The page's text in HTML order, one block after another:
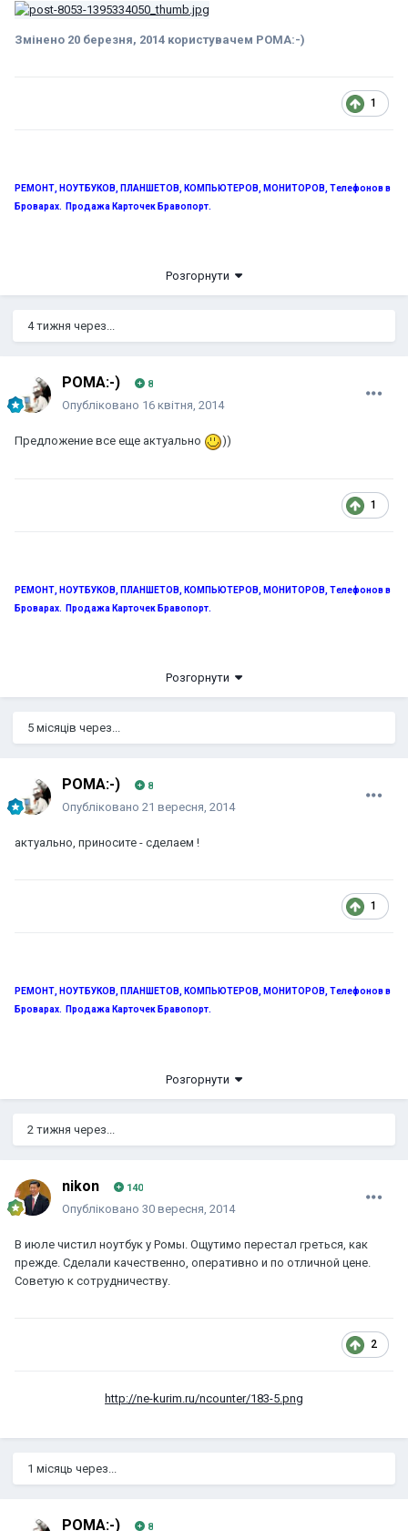
Змінено 20 березня, 2014 користувачем POMA:-)
1
РЕМОНТ, НОУТБУКОВ, ПЛАНШЕТОВ, КОМПЬЮТЕРОВ, МОНИТОРОВ, Телефонов в
Броварах. Продажа Карточек Бравопорт.
Розгорнути
4 тижня через...
POMA:-) 8
Опубліковано 16 квітня, 2014
Предложение все еще актуально ))
1
РЕМОНТ, НОУТБУКОВ, ПЛАНШЕТОВ, КОМПЬЮТЕРОВ, МОНИТОРОВ, Телефонов в
Броварах. Продажа Карточек Бравопорт.
Розгорнути
5 місяців через...
POMA:-) 8
Опубліковано 21 вересня, 2014
актуально, приносите - сделаем !
1
РЕМОНТ, НОУТБУКОВ, ПЛАНШЕТОВ, КОМПЬЮТЕРОВ, МОНИТОРОВ, Телефонов в
Броварах. Продажа Карточек Бравопорт.
Розгорнути
2 тижня через...
nikon 140
Опубліковано 30 вересня, 2014
В июле чистил ноутбук у Ромы. Ощутимо перестал греться, как
прежде. Сделали качественно, оперативно и по отличной цене.
Советую к сотрудничеству.
2
http://ne-kurim.ru/ncounter/183-5.png
1 місяць через...
POMA:-) 8